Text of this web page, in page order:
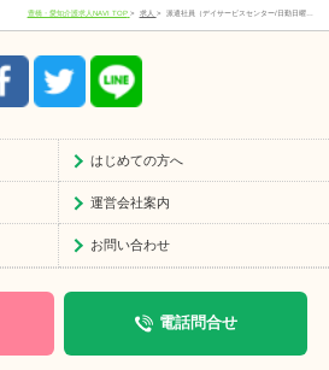
8:30-17:30
豊橋・愛知介護求人NAVI TOP 求人 派遣社員（デイサービスセンター/日勤日曜…
はじめての方へ
運営会社案内
お問い合わせ
電話問合せ